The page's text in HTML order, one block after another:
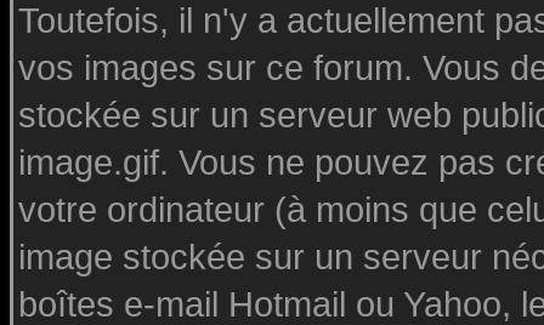
Toutefois, il n'y a actuellement
vos images sur ce forum. Vous
stockée sur un serveur web
image.gif. Vous ne pouvez pas
votre ordinateur (à moins que
image stockée sur un serveur
boîtes e-mail Hotmail ou Yahoo,